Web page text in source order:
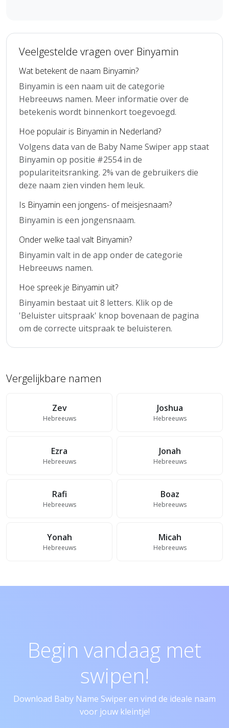
Veelgestelde vragen over Binyamin
Wat betekent de naam Binyamin?
Binyamin is een naam uit de categorie
Hebreeuws namen. Meer informatie over de
betekenis wordt binnenkort toegevoegd.
Hoe populair is Binyamin in Nederland?
Volgens data van de Baby Name Swiper app staat
Binyamin op positie #2554 in de
populariteitsranking. 2% van de gebruikers die
deze naam zien vinden hem leuk.
Is Binyamin een jongens- of meisjesnaam?
Binyamin is een jongensnaam.
Onder welke taal valt Binyamin?
Binyamin valt in de app onder de categorie
Hebreeuws namen.
Hoe spreek je Binyamin uit?
Binyamin bestaat uit 8 letters. Klik op de
'Beluister uitspraak' knop bovenaan de pagina
om de correcte uitspraak te beluisteren.
Vergelijkbare namen
Zev
Hebreeuws
Joshua
Hebreeuws
Ezra
Hebreeuws
Jonah
Hebreeuws
Rafi
Hebreeuws
Boaz
Hebreeuws
Yonah
Hebreeuws
Micah
Hebreeuws
Begin vandaag met
swipen!
Download Baby Name Swiper en vind de ideale naam
voor jouw kleintje!